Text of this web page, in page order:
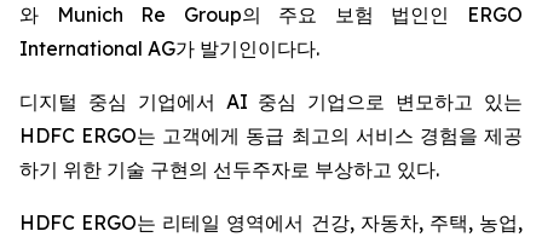
와 Munich Re Group의 주요 보험 법인인 ERGO
International AG가 발기인이다다.
디지털 중심 기업에서 AI 중심 기업으로 변모하고 있는
HDFC ERGO는 고객에게 동급 최고의 서비스 경험을 제공
하기 위한 기술 구현의 선두주자로 부상하고 있다.
HDFC ERGO는 리테일 영역에서 건강, 자동차, 주택, 농업,